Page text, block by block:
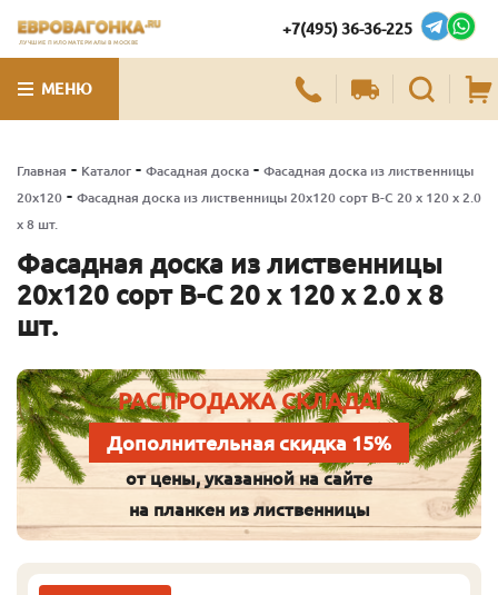
ЛУЧШИЕ ПИЛОМАТЕРИАЛЫ В МОСКВЕ
+7(495) 36-36-225
МЕНЮ
Главная - Каталог - Фасадная доска - Фасадная доска из лиственницы
20х120 - Фасадная доска из лиственницы 20х120 сорт В-С 20 x 120 x 2.0
x 8 шт.
Фасадная доска из лиственницы
20х120 сорт В-С 20 x 120 x 2.0 x 8
шт.
РАСПРОДАЖА СКЛАДА!
Дополнительная скидка 15%
от цены, указанной на сайте
на планкен из лиственницы